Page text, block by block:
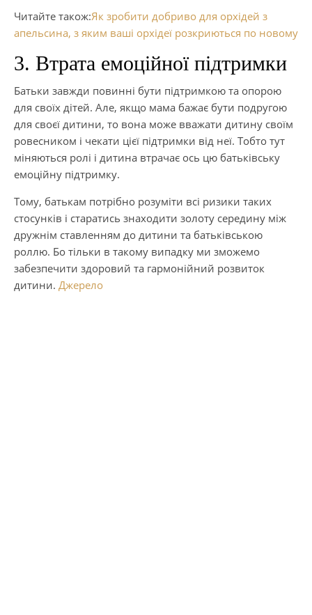
Читайте також:Як зробити добриво для орхідей з
апельсина, з яким ваші орхідеї розкриються по новому
3. Втрата емоційної підтримки
Батьки завжди повинні бути підтримкою та опорою
для своїх дітей. Але, якщо мама бажає бути подругою
для своєї дитини, то вона може вважати дитину своїм
ровесником і чекати цієї підтримки від неї. Тобто тут
міняються ролі і дитина втрачає ось цю батьківську
емоційну підтримку.
Тому, батькам потрібно розуміти всі ризики таких
стосунків і старатись знаходити золоту середину між
дружнім ставленням до дитини та батьківською
роллю. Бо тільки в такому випадку ми зможемо
забезпечити здоровий та гармонійний розвиток
дитини. Джерело